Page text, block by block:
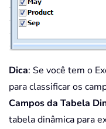
Dica: Se você tem o
para classificar os
Campos da Tabela
tabela dinâmica para